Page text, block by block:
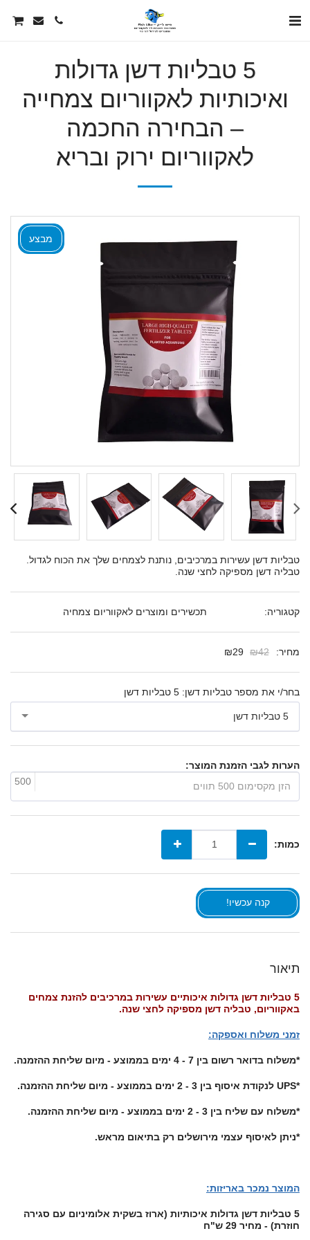
5 טבליות דשן גדולות
ואיכותיות לאקווריום צמחייה
– הבחירה החכמה
לאקווריום ירוק ובריא
מבצע
טבליות דשן עשירות במרכיבים, נותנת לצמחים שלך את הכוח לגדול.
טבליה דשן מספיקה לחצי שנה.
קטגוריה: תכשירים ומוצרים לאקווריום צמחיה
מחיר: ₪42
₪29
בחר/י את מספר טבליות דשן: 5 טבליות דשן
5 טבליות דשן
הערות לגבי הזמנת המוצר:
500
כמות:
קנה עכשיו!
תיאור
5 טבליות דשן גדולות איכותיים עשירות במרכיבים להזנת צמחים
באקווריום, טבליה דשן מספיקה לחצי שנה.
זמני משלוח ואספקה:
*משלוח בדואר רשום בין 7 - 4 ימים בממוצע - מיום שליחת ההזמנה.
*UPS לנקודת איסוף בין 3 - 2 ימים בממוצע - מיום שליחת ההזמנה.
*משלוח עם שליח בין 3 - 2 ימים בממוצע - מיום שליחת ההזמנה.
*ניתן לאיסוף עצמי מירושלים רק בתיאום מראש.
המוצר נמכר באריזות:
5 טבליות דשן גדולות איכותיות (ארוז בשקית אלומיניום עם סגירה
חוזרת) - מחיר 29 ש"ח